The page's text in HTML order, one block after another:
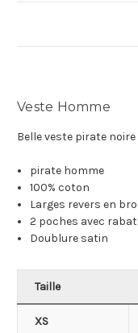
Veste Homme
Belle veste pirate
pirate homme
100% coton
Larges revers en
2 poches avec
Doublure satin
Taille
XS